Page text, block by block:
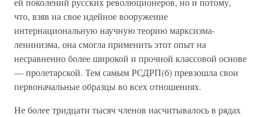
что, взяв на свое идейное вооружение
интернациональную научную теорию марксизма-
ленинизма, она смогла применить этот опыт на
несравненно более широкой и прочной классовой основе
— пролетарской. Тем самым РСДРП(б) превзошла свои
первоначальные образцы во всех отношениях.
Не более тридцати тысяч членов насчитывалось в рядах